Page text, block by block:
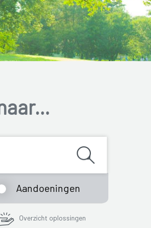
Aandoeningen
Overzicht oplossingen